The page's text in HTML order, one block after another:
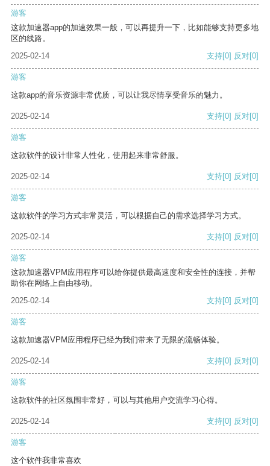
游客
这款加速器app的加速效果一般，可以再提升一下，比如能够支持更多地
区的线路。
2025-02-14
支持[0] 反对[0]
游客
这款app的音乐资源非常优质，可以让我尽情享受音乐的魅力。
2025-02-14 支持[0] 反对[0]
游客
这款软件的设计非常人性化，使用起来非常舒服。
2025-02-14 支持[0] 反对[0]
游客
这款软件的学习方式非常灵活，可以根据自己的需求选择学习方式。
2025-02-14 支持[0] 反对[0]
游客
这款加速器VPM应用程序可以给你提供最高速度和安全性的连接，并帮
助你在网络上自由移动。
2025-02-14
支持[0] 反对[0]
游客
这款加速器VPM应用程序已经为我们带来了无限的流畅体验。
2025-02-14 支持[0] 反对[0]
游客
这款软件的社区氛围非常好，可以与其他用户交流学习心得。
2025-02-14 支持[0] 反对[0]
游客
这个软件我非常喜欢